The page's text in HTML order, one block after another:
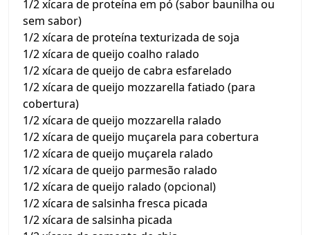
1/2 xícara de proteína em pó (sabor baunilha ou
sem sabor)
1/2 xícara de proteína texturizada de soja
1/2 xícara de queijo coalho ralado
1/2 xícara de queijo de cabra esfarelado
1/2 xícara de queijo mozzarella fatiado (para
cobertura)
1/2 xícara de queijo mozzarella ralado
1/2 xícara de queijo muçarela para cobertura
1/2 xícara de queijo muçarela ralado
1/2 xícara de queijo parmesão ralado
1/2 xícara de queijo ralado (opcional)
1/2 xícara de salsinha fresca picada
1/2 xícara de salsinha picada